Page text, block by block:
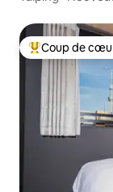
Consigne à
Coups de cœur
Coup de